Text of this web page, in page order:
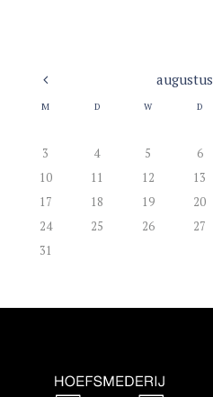
augustus
M D W D
3
4 5 6
10
11 12 13
17
18 19 20
24
25 26 27
31